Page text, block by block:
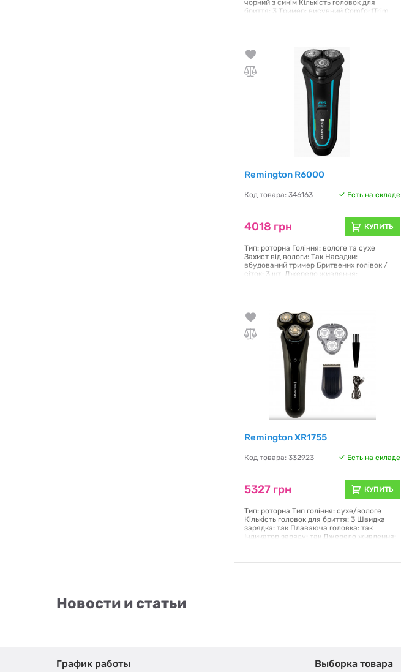
чорний з синім Кількість головок для
бриття: 3 Тример: висувний ComfortTrim
Remington R6000
Код товара: 346163 Есть на складе
4018 грн КУПИТЬ
Тип: роторна Гоління: вологе та сухе
Захист від вологи: Так Насадки:
вбудований тример Бритвених голівок /
сіток: 3 шт. Джерело живлення:
так Заряджання через USB
Гарантия:12 месяцев
Remington XR1755
Код товара: 332923 Есть на складе
5327 грн КУПИТЬ
Тип: роторна Тип гоління: сухе/вологе
Кількість головок для бриття: 3 Швидка
зарядка: так Плаваюча головка: так
Індикатор заряду: так Джерело живлення:
акумулятора: 90 хв
Новости и статьи
График работы Выборка товара